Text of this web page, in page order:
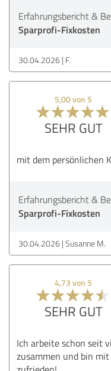
Erfahrungsbericht &
Sparprofi-Fixkosten
30.04.2026 F.
5,00 von 5
SEHR GUT
mit dem persönlichen
Erfahrungsbericht &
Sparprofi-Fixkosten
30.04.2026 Susanne M.
4,73 von 5
SEHR GUT
Ich arbeite schon seit
zusammen und bin